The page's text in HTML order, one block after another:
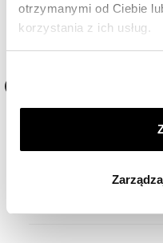
otrzymanymi od Ciebie
korzystania z ich usług.
przez nas plików cookie
korzystamy. Możesz
Złote kolczyki z cyrkoniami